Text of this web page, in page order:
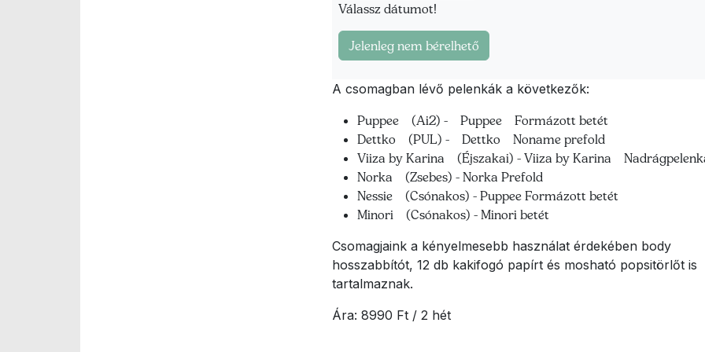
Válassz dátumot!
A csomagban lévő pelenkák a következők:
Puppee (Ai2) - Puppee Formázott betét
Dettko (PUL) - Dettko Noname prefold
Viiza by Karina (Éjszakai) - Viiza by Karina
Norka (Zsebes) - Norka Prefold
Nessie (Csónakos) - Puppee Formázott betét
Minori (Csónakos) - Minori betét
Csomagjaink a kényelmesebb használat érdekében body
hosszabbítót, 12 db kakifogó papírt és mosható popsitörlőt is
tartalmaznak.
Ára: 8990 Ft / 2 hét